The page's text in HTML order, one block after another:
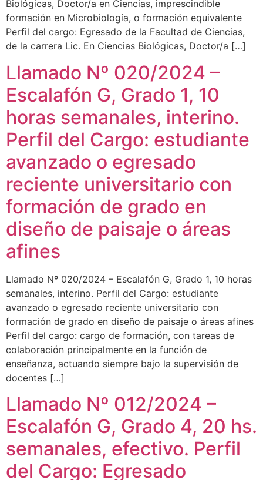
Biológicas, Doctor/a en Ciencias, imprescindible
formación en Microbiología, o formación equivalente
Perfil del cargo: Egresado de la Facultad de Ciencias,
de la carrera Lic. En Ciencias Biológicas, Doctor/a […]
Llamado Nº 020/2024 –
Escalafón G, Grado 1, 10
horas semanales, interino.
Perfil del Cargo: estudiante
avanzado o egresado
reciente universitario con
formación de grado en
diseño de paisaje o áreas
afines​
Llamado Nº 020/2024 – Escalafón G, Grado 1, 10 horas
semanales, interino. Perfil del Cargo: estudiante
avanzado o egresado reciente universitario con
formación de grado en diseño de paisaje o áreas afines
Perfil del cargo: cargo de formación, con tareas de
colaboración principalmente en la función de
enseñanza, actuando siempre bajo la supervisión de
docentes […]
Llamado Nº 012/2024 –
Escalafón G, Grado 4, 20 hs.
semanales, efectivo. Perfil
del Cargo: Egresado